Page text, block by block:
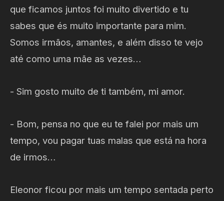
que ficamos juntos foi muito divertido e tu
sabes que és muito importante para mim.
Somos irmãos, amantes, e além disso te vejo
até como uma mãe as vezes…
- Sim gosto muito de ti também, mi amor.
- Bom, pensa no que eu te falei por mais um
tempo, vou pagar tuas malas que está na hora
de irmos…
Eleonor ficou por mais um tempo sentada perto